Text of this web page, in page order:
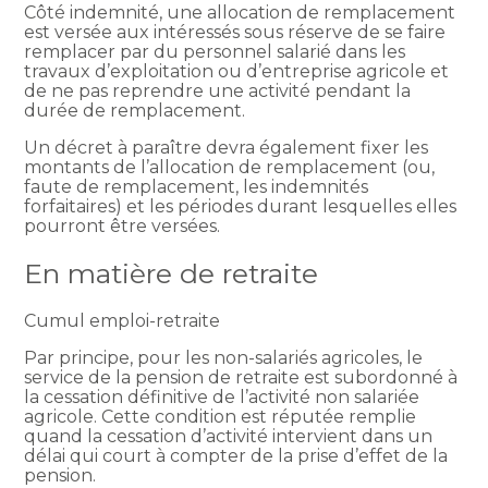
Côté indemnité, une allocation de remplacement
est versée aux intéressés sous réserve de se faire
remplacer par du personnel salarié dans les
travaux d’exploitation ou d’entreprise agricole et
de ne pas reprendre une activité pendant la
durée de remplacement.
Un décret à paraître devra également fixer les
montants de l’allocation de remplacement (ou,
faute de remplacement, les indemnités
forfaitaires) et les périodes durant lesquelles elles
pourront être versées.
En matière de retraite
Cumul emploi-retraite
Par principe, pour les non-salariés agricoles, le
service de la pension de retraite est subordonné à
la cessation définitive de l’activité non salariée
agricole. Cette condition est réputée remplie
quand la cessation d’activité intervient dans un
délai qui court à compter de la prise d’effet de la
pension.